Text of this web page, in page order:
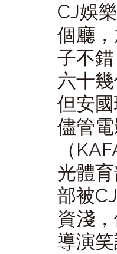
CJ娛
個廳
子不
六十
但安
儘管
（
光體
部被
資淺
導演